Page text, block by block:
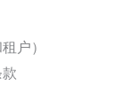
户）